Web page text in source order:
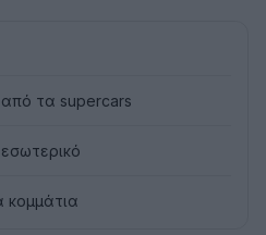
τα supercars
κομμάτια